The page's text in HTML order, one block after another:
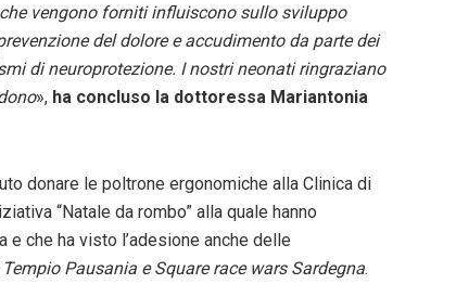
vengono forniti influiscono sullo sviluppo
del dolore e accudimento da parte dei
di neuroprotezione. I nostri neonati ringraziano
», ha concluso la dottoressa Mariantonia
donare le poltrone ergonomiche alla Clinica di
“Natale da rombo” alla quale hanno
che ha visto l’adesione anche delle
Pausania e Square race wars Sardegna.